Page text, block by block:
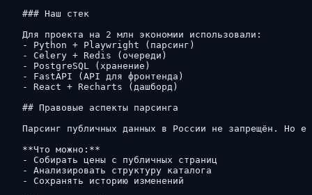
### Наш стек
Для проекта на 2 млн экономии использовали:
- Python + Playwright (парсинг)
- Celery + Redis (очереди)
- PostgreSQL (хранение)
- FastAPI (API для фронтенда)
- React + Recharts (дашборд)
## Правовые аспекты парсинга
Парсинг публичных данных в России не запрещён. Но
**Что можно:**
- Собирать цены с публичных страниц
- Анализировать структуру каталога
- Сохранять историю изменений